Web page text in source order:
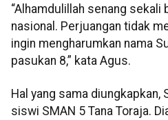
“Alhamdulillah senang
nasional. Perjuangan tidak
ingin mengharumkan nama
pasukan 8,” kata Agus.
Hal yang sama diungkapkan,
siswi SMAN 5 Tana Toraja.